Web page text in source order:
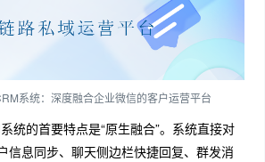
系统：深度融合企业微信的客户运营平台
统的首要特点是“原生融合”。系统直接对
信息同步、聊天侧边栏快捷回复、群发消